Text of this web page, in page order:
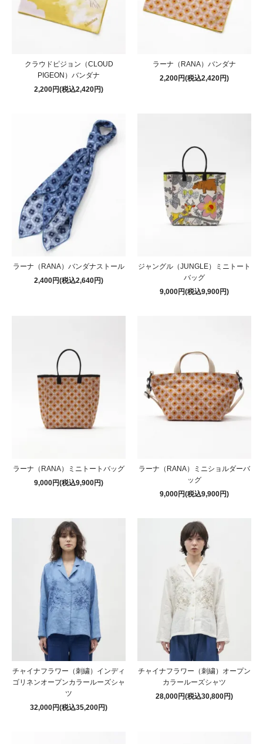
クラウドピジョン（CLOUD
PIGEON）バンダナ
2,200円(税込2,420円)
ラーナ（RANA）バンダナ
2,200円(税込2,420円)
ラーナ（RANA）バンダナストール
2,400円(税込2,640円)
ジャングル（JUNGLE）ミニトート
バッグ
9,000円(税込9,900円)
ラーナ（RANA）ミニトートバッグ
9,000円(税込9,900円)
ラーナ（RANA）ミニショルダーバ
ッグ
9,000円(税込9,900円)
チャイナフラワー（刺繍）インディ
ゴリネンオープンカラールーズシャ
ツ
32,000円(税込35,200円)
チャイナフラワー（刺繍）オープン
カラールーズシャツ
28,000円(税込30,800円)